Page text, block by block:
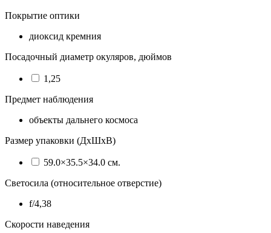
Покрытие оптики
диоксид кремния
Посадочный диаметр окуляров, дюймов
1,25
Предмет наблюдения
объекты дальнего космоса
Размер упаковки (ДхШхВ)
59.0×35.5×34.0 см.
Светосила (относительное отверстие)
f/4,38
Скорости наведения